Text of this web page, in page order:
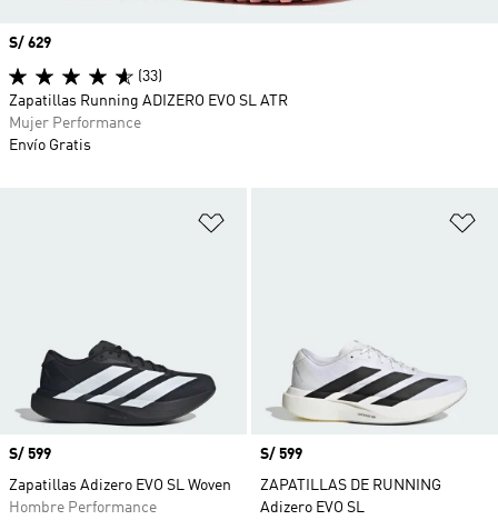
Precio
S/ 599
Zapatillas Adizero EVO SL Woven
Hombre Performance
Precio
S/ 599
ZAPATILLAS DE RUNNING
Adizero EVO SL
Precio
S/ 629
(33)
Zapatillas Running ADIZERO EVO SL ATR
Mujer Performance
Envío Gratis